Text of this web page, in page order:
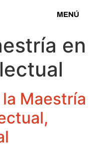
MENÚ
en
Maestría